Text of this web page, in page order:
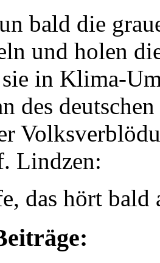
bald die
und holen
in Klima-
des
Lindzen:
das hört bald